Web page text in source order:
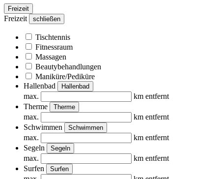
Freizeit
Freizeit schließen
Tischtennis
Fitnessraum
Massagen
Beautybehandlungen
Maniküre/Pediküre
Hallenbad
Hallenbad
max.
km entfernt
Therme
Therme
max.
km entfernt
Schwimmen
Schwimmen
max.
km entfernt
Segeln
Segeln
max.
km entfernt
Surfen
Surfen